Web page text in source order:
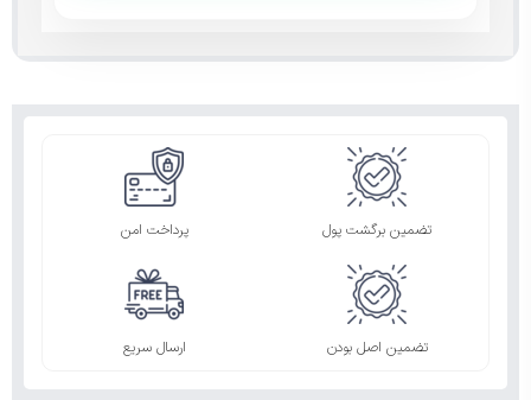
تضمین برگشت پول پرداخت امن
تضمین اصل بودن ارسال سریع